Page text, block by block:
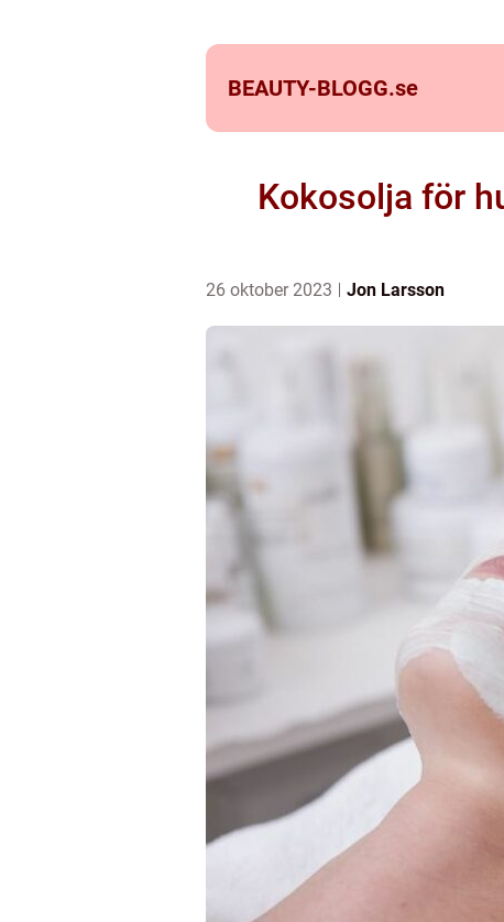
BEAUTY-BLOGG.se
Kokosolja för
26 oktober 2023 Jon Larsson